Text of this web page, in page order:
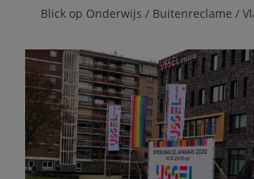
Blick op Onderwijs / Buitenreclame /